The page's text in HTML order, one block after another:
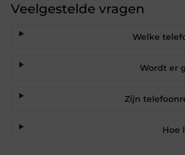
Veelgestelde vragen
Welke
Wordt er
Zijn
Hoe